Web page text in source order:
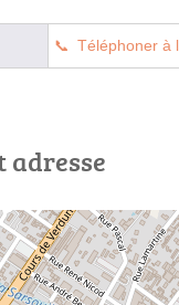
Téléphoner à
adresse